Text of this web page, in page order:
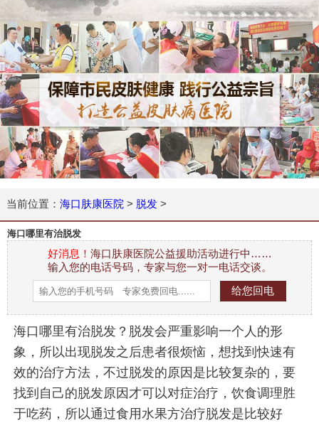
当前位置： 海口肤康医院 > 脱发>
海口哪里有治脱发
好消息！ 海口肤康医院公益援助活动进行中……
输入您的电话号码，专家与您一对一电话交谈。
海口哪里有治脱发？脱发会严重影响一个人的形
象，所以出现脱发之后患者很烦恼，想找到快速有
效的治疗方法，不过脱发的原因是比较复杂的，要
找到自己的脱发原因才可以对症治疗，饮食调理胜
于吃药，所以通过食用水果方治疗脱发是比较好